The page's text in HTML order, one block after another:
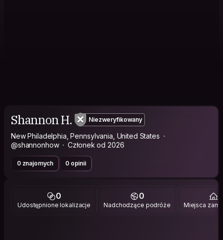
Shannon H. Niezweryfikowany
New Philadelphia, Pennsylvania, United States
@shannonhow
Członek od 2026
0 znajomych 0 opinii
0
Udostępnione lokalizacje
0
Nadchodzące podróże Miejsca